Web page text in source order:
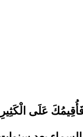
فَأُقِيمُكَ عَلَى